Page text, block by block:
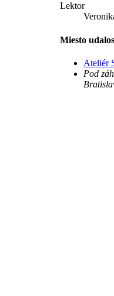
Lektor
Miesto
Ateliér
Pod